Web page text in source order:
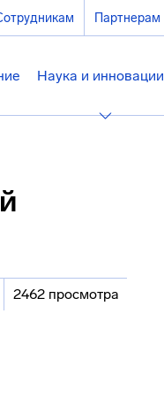
Партнерам
Наука и инновации
2462 просмотра